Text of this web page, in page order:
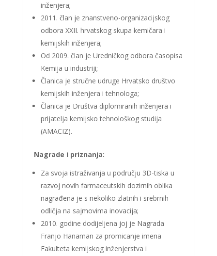
inženjera;
2011. član je znanstveno-organizacijskog
odbora XXII. hrvatskog skupa kemičara i
kemijskih inženjera;
Od 2009. član je Uredničkog odbora časopisa
Kemija u industriji;
Članica je stručne udruge Hrvatsko društvo
kemijskih inženjera i tehnologa;
Članica je Društva diplomiranih inženjera i
prijatelja kemijsko tehnološkog studija
(AMACIZ).
Nagrade i priznanja:
Za svoja istraživanja u području 3D-tiska u
razvoj novih farmaceutskih dozirnih oblika
nagrađena je s nekoliko zlatnih i srebrnih
odličja na sajmovima inovacija;
2010. godine dodijeljena joj je Nagrada
Franjo Hanaman za promicanje imena
Fakulteta kemijskog inženjerstva i